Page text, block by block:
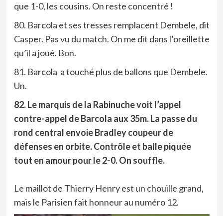
que 1-0, les cousins. On reste concentré !
80. Barcola et ses tresses remplacent Dembele, dit
Casper. Pas vu du match. On me dit dans l’oreillette
qu’il a joué. Bon.
81. Barcola a touché plus de ballons que Dembele.
Un.
82. Le marquis de la Rabinuche voit l’appel
contre-appel de Barcola aux 35m. La passe du
rond central envoie Bradley coupeur de
défenses en orbite. Contrôle et balle piquée
tout en amour pour le 2-0. On souffle.
Le maillot de Thierry Henry est un chouille grand,
mais le Parisien fait honneur au numéro 12.